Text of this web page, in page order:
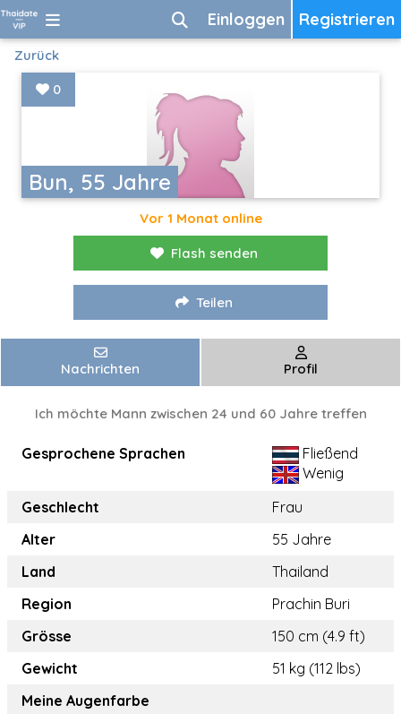
Registrieren
Einloggen
Zurück
Bun, 55 Jahre
0
Vor 1 Monat online
Flash senden
Teilen
Nachrichten Profil
Ich möchte Mann zwischen 24 und 60 Jahre treffen
Gesprochene Sprachen
Fließend
Wenig
Geschlecht
Frau
Alter
55 Jahre
Land
Thailand
Region
Prachin Buri
Grösse
150 cm (4.9 ft)
Gewicht
51 kg (112 lbs)
Meine Augenfarbe